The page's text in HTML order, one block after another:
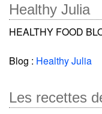
Healthy Julia
HEALTHY FOOD
Blog : Healthy Julia
Les recettes